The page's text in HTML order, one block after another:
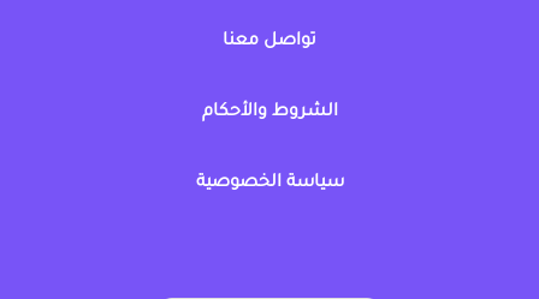
تواصل معنا
الشروط والأحكام
سياسة الخصوصية